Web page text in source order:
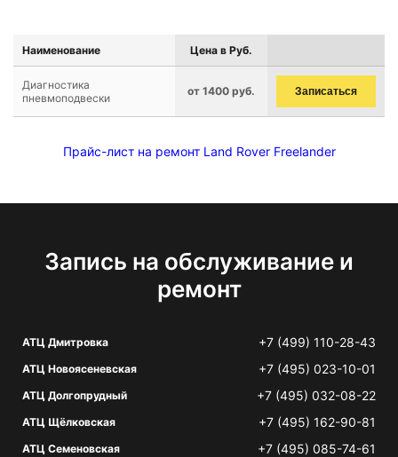
Наименование Цена в Руб.
Диагностика
пневмоподвески
от 1400 руб. Записаться
Прайс-лист на ремонт Land Rover Freelander
Запись на обслуживание и
ремонт
АТЦ Дмитровка +7 (499) 110-28-43
АТЦ Новоясеневская +7 (495) 023-10-01
АТЦ Долгопрудный +7 (495) 032-08-22
АТЦ Щёлковская +7 (495) 162-90-81
АТЦ Семеновская +7 (495) 085-74-61